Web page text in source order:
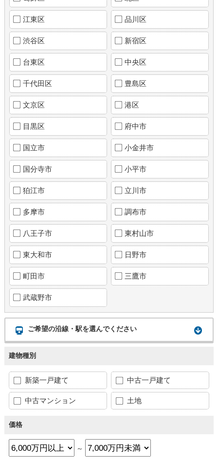
江東区 品川区
渋谷区 新宿区
台東区 中央区
千代田区 豊島区
文京区 港区
目黒区 府中市
国立市 小金井市
国分寺市 小平市
狛江市 立川市
多摩市 調布市
八王子市 東村山市
東大和市 日野市
町田市 三鷹市
武蔵野市
ご希望の沿線・駅を選んでください
建物種別
新築一戸建て 中古一戸建て
中古マンション 土地
価格
～